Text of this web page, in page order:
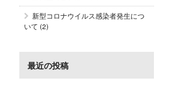
新型コロナウイルス感染者発生につ
いて (2)
最近の投稿